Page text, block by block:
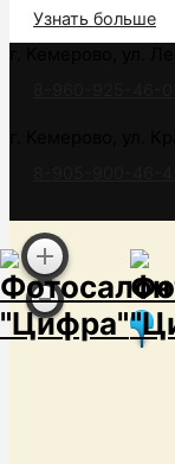
Узнать больше
г. Кемерово, ул.